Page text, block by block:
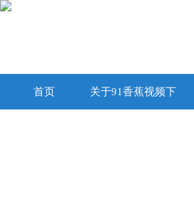
首页 关于91香蕉视频下